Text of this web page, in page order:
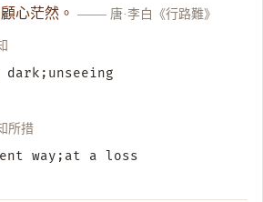
心茫然。 —— 唐·李白《行路難》
所措
way;at a loss